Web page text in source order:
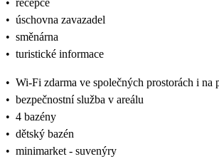
• úschovna zavazadel
• směnárna
• turistické informace
• Wi-Fi zdarma ve společných prostorách i na
• bezpečnostní služba v areálu
• 4 bazény
• dětský bazén
• minimarket - suvenýry